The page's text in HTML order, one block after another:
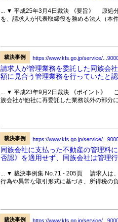
... ▼ 平成25年3月4日裁決 《要旨》 原処
を、請求人が代表取締役を務める法人（本
裁決事例 https://www.kfs.go.jp/service/
請求人が管理業務を委託した同族会
額に見合う管理業務を行っていたと
... ▼ 平成23年9月2日裁決 《ポイント》
族会社が他社に再委託した業務以外の部分
裁決事例 https://www.kfs.go.jp/service/
同族会社に支払った不動産の管理料
否認》を適用せず、同族会社は管理
... ▼ 裁決事例集 No.71 - 205頁 請求人は
行為や異常な取引形式に基づき、所得税の
裁決事例 https://www.kfs.go.jp/service/